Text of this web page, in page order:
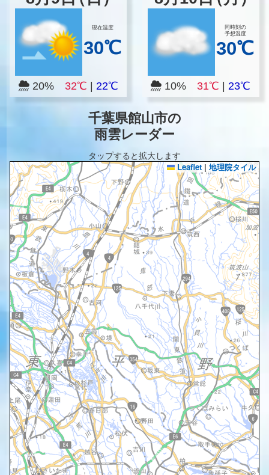
現在温度
30℃
20% 32℃ 22℃
同時刻の
予想温度
30℃
10%31℃ |23℃
千葉県館山市の
雨雲レーダー
タップすると拡大します
Leaflet | 地理院タイル